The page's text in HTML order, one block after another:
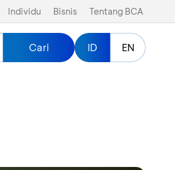
Individu Bisnis Tentang BCA
Cari ID EN